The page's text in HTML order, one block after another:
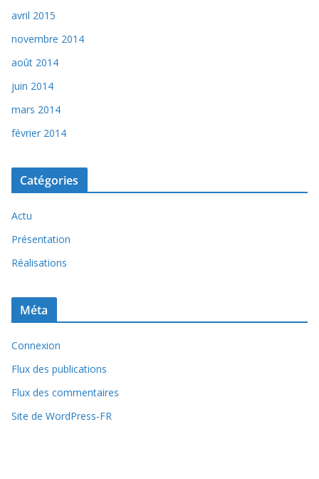
avril 2015
novembre 2014
août 2014
juin 2014
mars 2014
février 2014
Catégories
Actu
Présentation
Réalisations
Méta
Connexion
Flux des publications
Flux des commentaires
Site de WordPress-FR